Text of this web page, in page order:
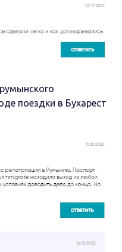
поездки в Бухарест